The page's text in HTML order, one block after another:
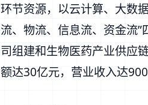
环节资源，以云计算、大数
流、物流、信息流、资金流
司组建和生物医药产业供应
额达30亿元，营业收入达